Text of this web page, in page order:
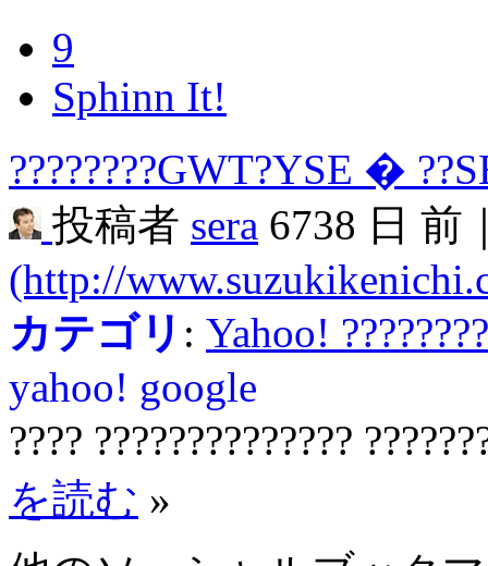
9
Sphinn It!
????????GWT?YSE �
投稿者 sera 6738 日 前
(http://
カテゴリ : Yahoo! ????????
yahoo! google
???? ??????????????
を読む »